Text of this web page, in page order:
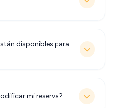
disponibles para
mi reserva?